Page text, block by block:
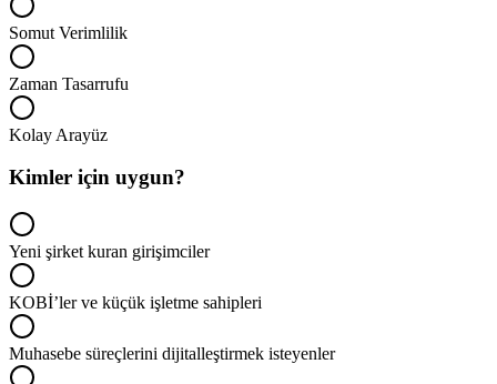
Somut Verimlilik
Zaman Tasarrufu
Kolay Arayüz
Kimler için uygun?
Yeni şirket kuran girişimciler
KOBİ’ler ve küçük işletme sahipleri
Muhasebe süreçlerini dijitalleştirmek isteyenler